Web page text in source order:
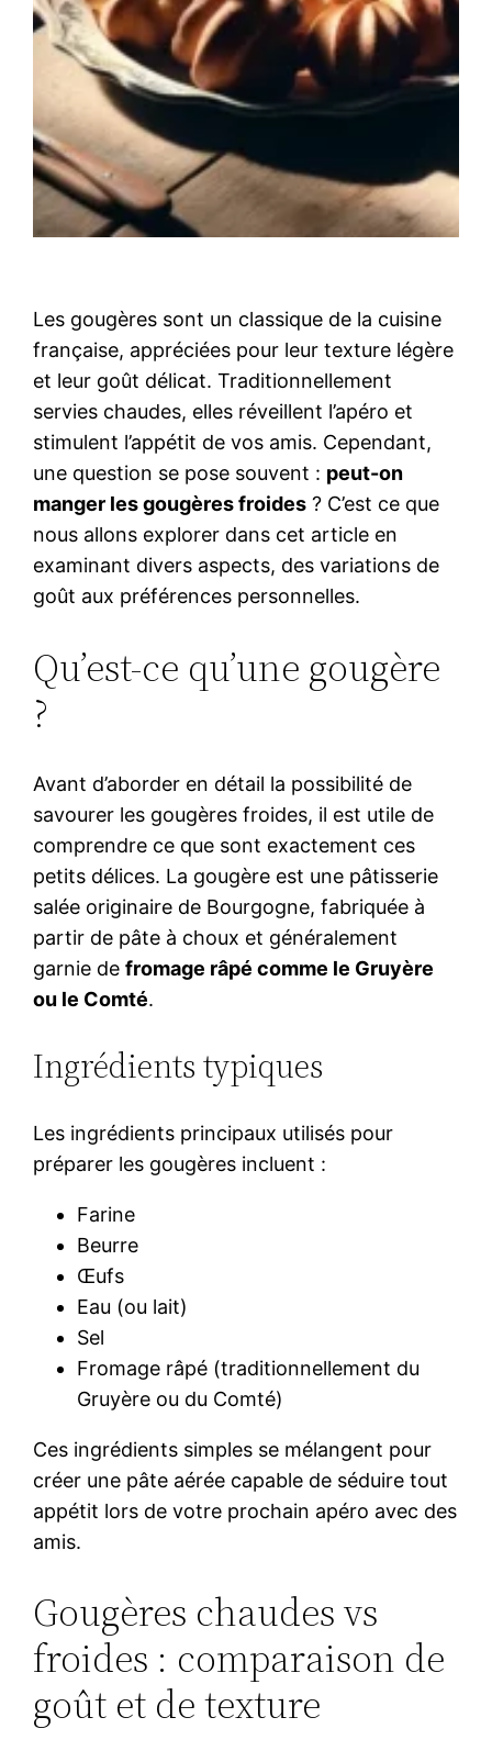
Les gougères sont un classique de la cuisine
française, appréciées pour leur texture légère
et leur goût délicat. Traditionnellement
servies chaudes, elles réveillent l’apéro et
stimulent l’appétit de vos amis. Cependant,
une question se pose souvent : peut-on
manger les gougères froides ? C’est ce que
nous allons explorer dans cet article en
examinant divers aspects, des variations de
goût aux préférences personnelles.
Qu’est-ce qu’une gougère
?
Avant d’aborder en détail la possibilité de
savourer les gougères froides, il est utile de
comprendre ce que sont exactement ces
petits délices. La gougère est une pâtisserie
salée originaire de Bourgogne, fabriquée à
partir de pâte à choux et généralement
garnie defromage râpé comme le Gruyère
ou le Comté.
Ingrédients typiques
Les ingrédients principaux utilisés pour
préparer les gougères incluent :
Farine
Beurre
Œufs
Eau (ou lait)
Sel
Fromage râpé (traditionnellement du
Gruyère ou du Comté)
Ces ingrédients simples se mélangent pour
créer une pâte aérée capable de séduire tout
appétit lors de votre prochain apéro avec des
amis.
Gougères chaudes vs
froides : comparaison de
goût et de texture